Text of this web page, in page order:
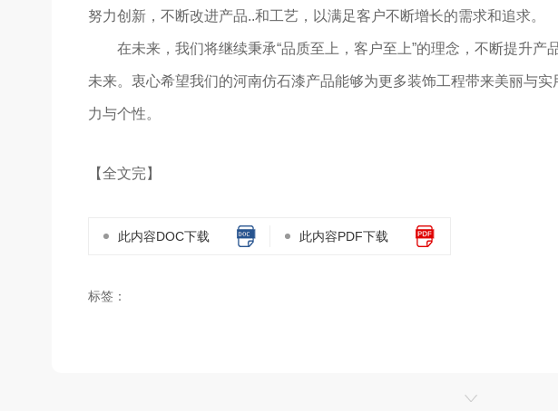
努力创新，不断改进产品..和工艺，以满足客户不断增长的需求和追求。
在未来，我们将继续秉承“品质至上，客户至上”的理念，不断提升
未来。衷心希望我们的河南仿石漆产品能够为更多装饰工程带来美丽与
力与个性。
【全文完】
此内容DOC下载 此内容PDF下载
标签：